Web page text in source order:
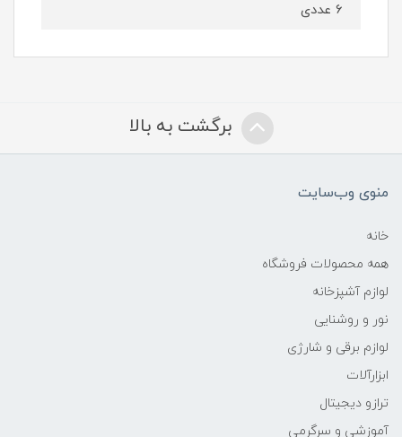
6 عددی
برگشت به بالا
منوی وب‌سایت
خانه
همه محصولات فروشگاه
لوازم آشپزخانه
نور و روشنایی
لوازم برقی و شارژی
ابزارآلات
ترازو دیجیتال
آموزشی و سرگرمی